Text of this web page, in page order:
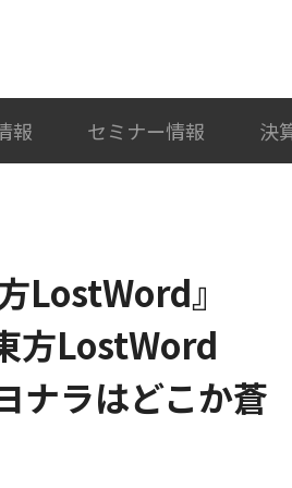
報 セミナー情報 決
LostWord』
方LostWord
ナラはどこか蒼